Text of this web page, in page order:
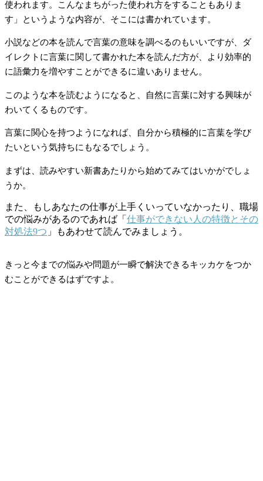
使われます。こんなまちがった使われ方をすることもありま
す」というような内容が、そこには書かれています。
小説などの本を読んで言葉の意味を調べるのもいいですが、ダ
イレクトに言葉に関して書かれた本を読んだ方が、より効率的
に語彙力を増やすことができるに違いありません。
このような本を読むようになると、自然に言葉に対する興味が
わいてくるものです。
言葉に関心を持つようになれば、自分から積極的に言葉を学び
たいという気持ちにもなるでしょう。
まずは、読みやすい新書あたりから始めてみてはいかがでしょ
うか。
また、もしあなたの仕事が上手くいっていなかったり、職場
での悩みがあるのであれば「 仕事ができない人の特徴とその
対処法9つ 」もあわせて読んでみましょう。
きっと今までの悩みや問題が一瞬で解決できるキッカケをつか
むことができるはずですよ。